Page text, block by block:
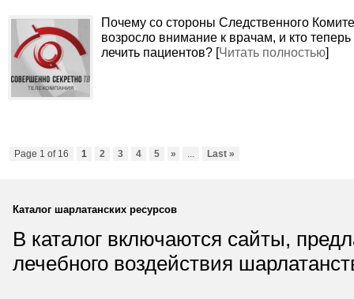
Почему со стороны Следственного
возросло внимание к врачам, и кто теперь
лечить пациентов? [Читать полностью]
Page 1 of 16 1 2 3 4 5 » Last »
Каталог шарлатанских ресурсов
В каталог включаются сайты,
лечебного воздействия